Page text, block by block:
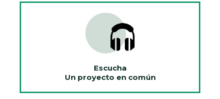
Escucha
Un proyecto en común